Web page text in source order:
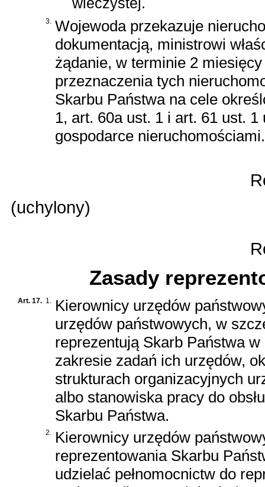
3. Wojewoda przekazuje
dokumentacją, ministrowi
żądanie, w terminie 2
przeznaczenia tych
Skarbu Państwa na cele
1, art. 60a ust. 1 i art. 61 ust.
gospodarce nieruchomościami.
(uchylony)
Zasady
Art. 17. 1. Kierownicy urzędów
urzędów państwowych, w
reprezentują Skarb Państwa
zakresie zadań ich urzędów,
strukturach organizacyjnych
albo stanowiska pracy do
Skarbu Państwa.
2. Kierownicy urzędów
reprezentowania Skarbu
udzielać pełnomocnictw do